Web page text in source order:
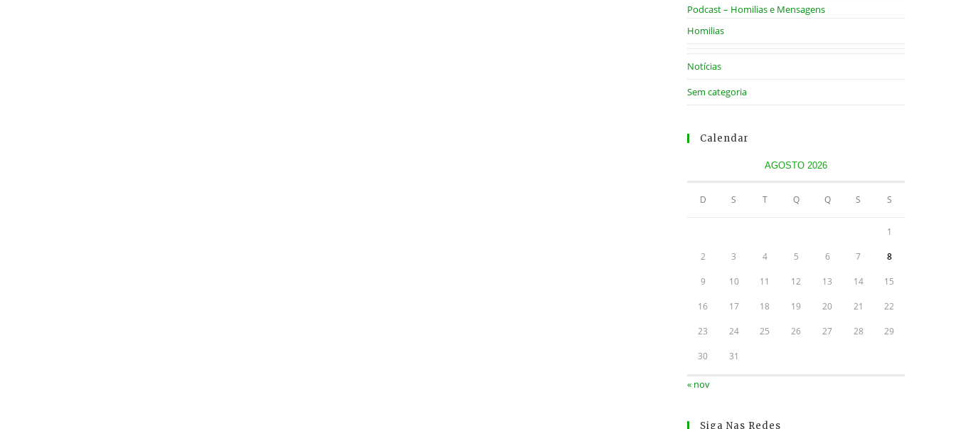
Podcast – Homilias e Mensagens
Homilias
Notícias
Sem categoria
Calendar
AGOSTO 2026
D S T Q Q S S
1
2 3 4 5 6 7 8
9 10 11 12 13 14 15
16 17 18 19 20 21 22
23 24 25 26 27 28 29
30 31
« nov
Siga Nas Redes